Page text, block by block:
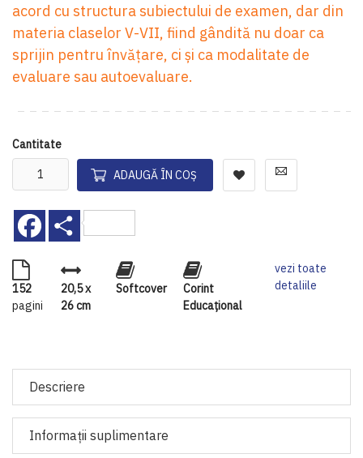
acord cu structura subiectului de examen, dar din
materia claselor V-VII, fiind gândită nu doar ca
sprijin pentru învățare, ci și ca modalitate de
evaluare sau autoevaluare.
Cantitate
ADAUGĂ ÎN COȘ
Facebook
152
pagini
20,5 x
26 cm
Softcover
Corint
Educaţional
vezi toate
detaliile
Descriere
Informaţii suplimentare